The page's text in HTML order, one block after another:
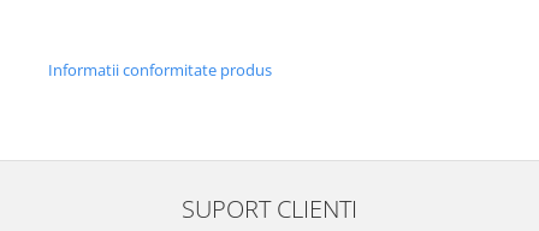
Informatii conformitate produs
SUPORT CLIENTI